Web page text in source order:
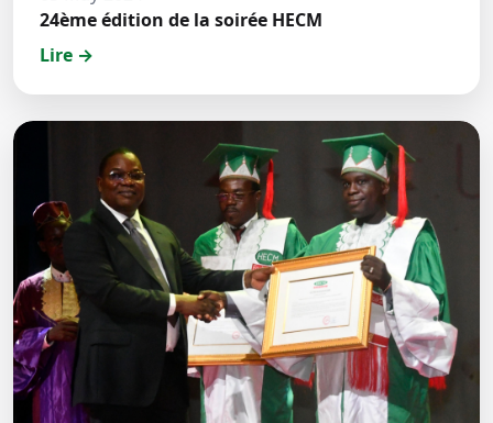
24ème édition de la soirée HECM
Lire →